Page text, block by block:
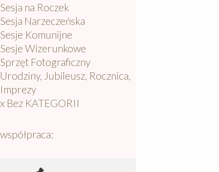
Sesja na Roczek
Sesja Narzeczeńska
Sesje Komunijne
Sesje Wizerunkowe
Sprzęt Fotograficzny
Urodziny, Jubileusz, Rocznica,
Imprezy
x Bez KATEGORII
współpraca: